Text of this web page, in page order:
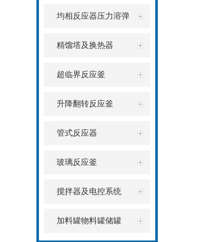
均相反应器压力溶弹
精馏塔及换热器
超临界反应釜
升降翻转反应釜
管式反应器
玻璃反应釜
搅拌器及电控系统
加料罐物料罐储罐